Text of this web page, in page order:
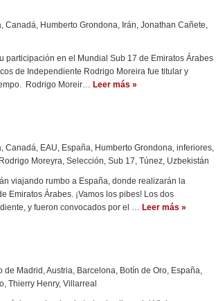
, Canadá, Humberto Grondona, Irán, Jonathan Cañete,
participación en el Mundial Sub 17 de Emiratos Árabes
de Independiente Rodrigo Moreira fue titular y
Rodrigo Moreir… Leer más »
, Canadá, EAU, España, Humberto Grondona, inferiores,
Rodrigo Moreyra, Selección, Sub 17, Túnez, Uzbekistán
viajando rumbo a España, donde realizarán la
Emiratos Árabes. ¡Vamos los pibes! Los dos
y fueron convocados por el … Leer más »
de Madrid ,Austria, Barcelona, Botín de Oro, España,
, Thierry Henry, Villarreal